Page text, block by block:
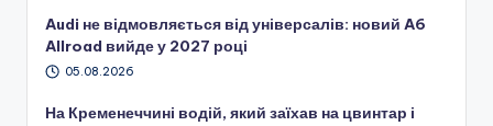
Audi не відмовляється від універсалів: новий A6
Allroad вийде у 2027 році
05.08.2026
На Кременеччині водій, який заїхав на цвинтар і